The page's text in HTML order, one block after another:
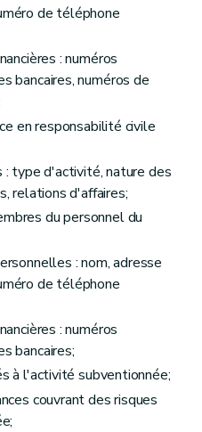
de téléphone
: numéros
bancaires, numéros de
en responsabilité civile
type d'activité, nature des
relations d'affaires;
du personnel du
: nom, adresse
de téléphone
: numéros
bancaires;
à l'activité subventionnée;
couvrant des risques